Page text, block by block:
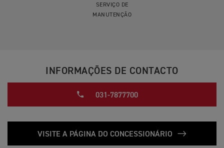
SERVIÇO DE
MANUTENÇÃO
INFORMAÇÕES DE CONTACTO
031-7877700
VISITE A PÁGINA DO CONCESSIONÁRIO